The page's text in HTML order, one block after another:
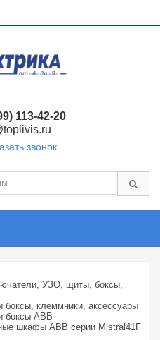
113-42-20
звонок
УЗО, щиты, боксы,
клеммники, аксессуары
боксы ABB
шкафы АВВ серии Mistral41F